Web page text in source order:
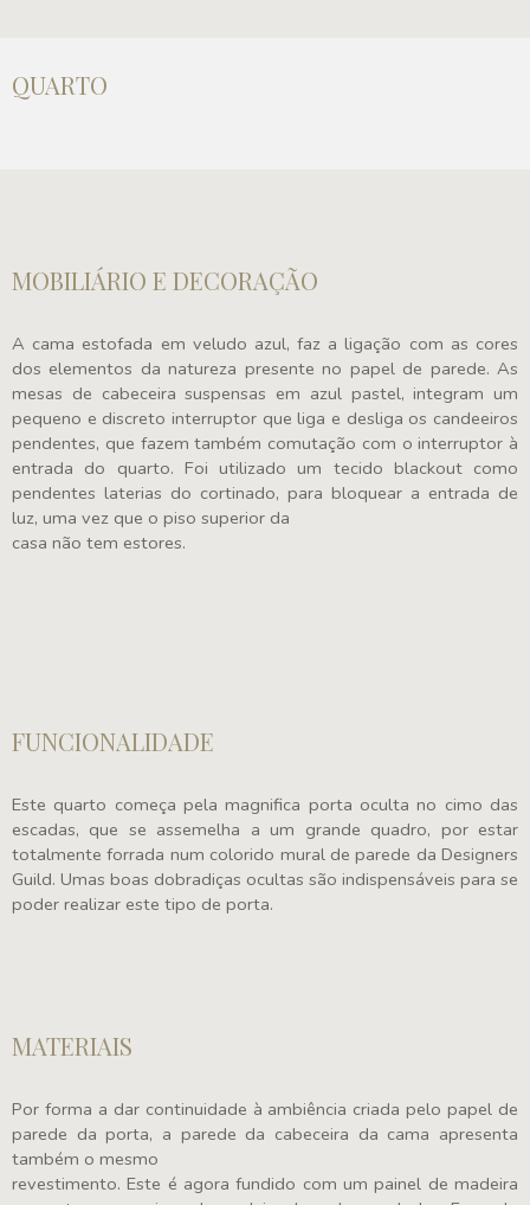
QUARTO
MOBILIÁRIO E DECORAÇÃO
A cama estofada em veludo azul, faz a ligação com as cores
dos elementos da natureza presente no papel de parede. As
mesas de cabeceira suspensas em azul pastel, integram um
pequeno e discreto interruptor que liga e desliga os candeeiros
pendentes, que fazem também comutação com o interruptor à
entrada do quarto. Foi utilizado um tecido blackout como
pendentes laterias do cortinado, para bloquear a entrada de
luz, uma vez que o piso superior da
casa não tem estores.
FUNCIONALIDADE
Este quarto começa pela magnifica porta oculta no cimo das
escadas, que se assemelha a um grande quadro, por estar
totalmente forrada num colorido mural de parede da Designers
Guild. Umas boas dobradiças ocultas são indispensáveis para se
poder realizar este tipo de porta.
MATERIAIS
Por forma a dar continuidade à ambiência criada pelo papel de
parede da porta, a parede da cabeceira da cama apresenta
também o mesmo
revestimento. Este é agora fundido com um painel de madeira